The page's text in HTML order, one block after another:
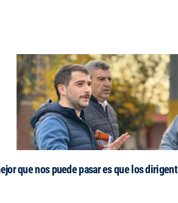
que nos puede pasar es que los